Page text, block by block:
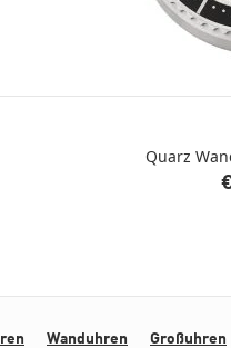
Quarz
Wanduhren Großuhren